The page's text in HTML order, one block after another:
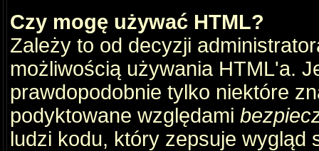
Czy mogę używać HTML?
Zależy to od decyzji
możliwością używania HTML'a.
prawdopodobnie tylko niektóre
podyktowane względami
ludzi kodu, który zepsuje wygląd